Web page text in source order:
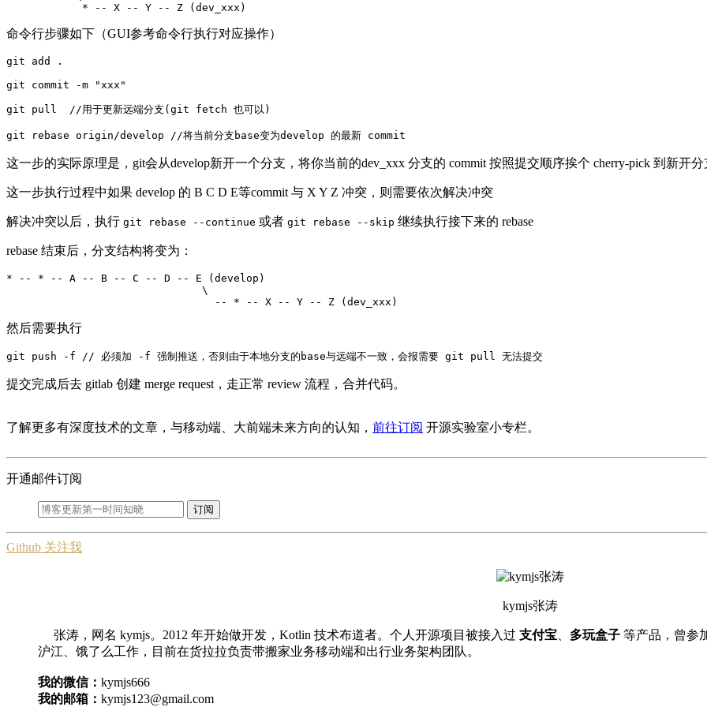
命令行步骤如下（GUI参考命令行执行对应操作）
git add
.
git commit
-m "xxx"
git pull  //用于更新远端分支 (git fetch 也可以 )
这一步的实际原理是，git会从develop新开一个分支，将你当前的dev_xxx 分支的 commit 按照提交顺序挨个 cherry-pick 到新开分
这一步执行过程中如果 develop 的 B C D E等commit 与 X Y Z 冲突，则需要依次解决冲突
解决冲突以后，执行 git rebase --continue 或者 git rebase --skip 继续执行接下来的 rebase
rebase 结束后，分支结构将变为：
* -- * -- A -- B -- C -- D -- E (develop)
                               \
然后需要执行
git push -f // 必须加 -f
提交完成后去 gitlab 创建 merge request，走正常 review 流程，合并代码。
了解更多有深度技术的文章，与移动端、大前端未来方向的认知， 前往订阅 开源实验室小专栏。
开通邮件订阅
订阅
Github 关注我
kymjs张涛
张涛，网名 kymjs。2012 年开始做开发，Kotlin 技术布道者。个人开源项目被接入过 支付宝 多玩盒子 等产品，曾参
沪江、饿了么工作，目前在货拉拉负责带搬家业务移动端和出行业务架构团队。
我的微信： kymjs666
我的邮箱： kymjs123@gmail.com